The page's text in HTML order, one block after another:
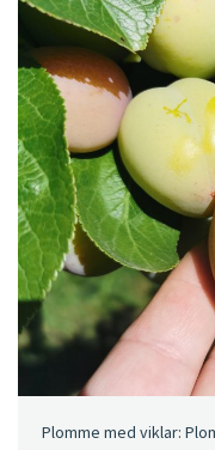
Plomme med viklar: